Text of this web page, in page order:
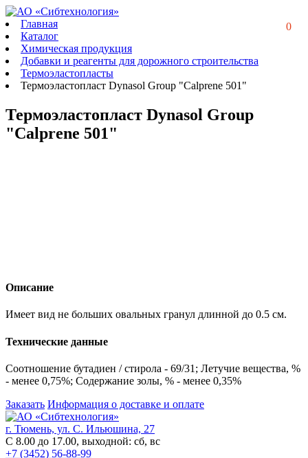
0
Главная
Каталог
Химическая продукция
Добавки и реагенты для дорожного строительства
Термоэластопласты
Термоэластопласт Dynasol Group "Calprene 501"
Термоэластопласт Dynasol Group
"Calprene 501"
Описание
Имеет вид не больших овальных гранул длинной до 0.5 см.
Технические данные
Соотношение бутадиен / стирола - 69/31; Летучие вещества, %
- менее 0,75%; Содержание золы, % - менее 0,35%
Заказать Информация о доставке и оплате
г. Тюмень, ул. С. Ильюшина, 27
С 8.00 до 17.00, выходной: сб, вс
+7 (3452) 56-88-99